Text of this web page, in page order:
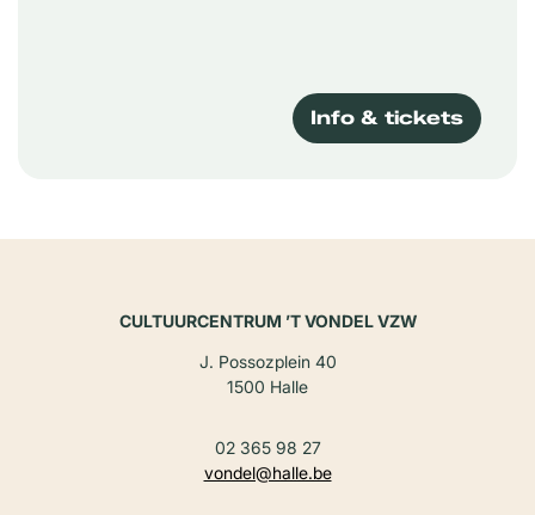
Info & tickets
CULTUURCENTRUM ’T VONDEL VZW
J. Possozplein 40
1500 Halle
02 365 98 27
vondel@halle.be